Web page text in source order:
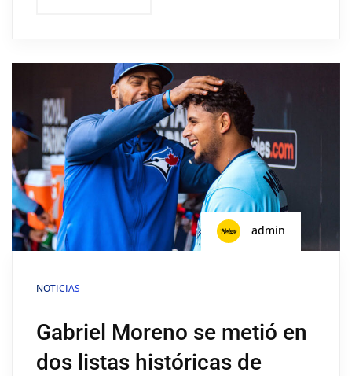
admin
NOTICIAS
Gabriel Moreno se metió en
dos listas históricas de